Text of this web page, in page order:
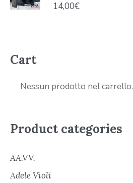
14,00€
Cart
Nessun prodotto nel carrello.
Product categories
AA.VV.
Adele Violi